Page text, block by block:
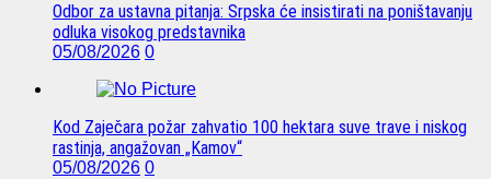
Odbor za ustavna pitanja: Srpska će insistirati na poništavanju
odluka visokog predstavnika
05/08/2026 0
Kod Zaječara požar zahvatio 100 hektara suve trave i niskog
rastinja, angažovan „Kamov“
05/08/2026 0